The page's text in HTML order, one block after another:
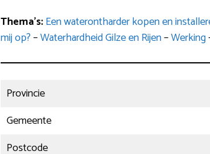
Thema’s:Een waterontharder kopen en
mij op?–Waterhardheid Gilze en Rijen–Werking
Provincie
Gemeente
Postcode